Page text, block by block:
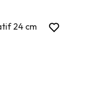
24 cm